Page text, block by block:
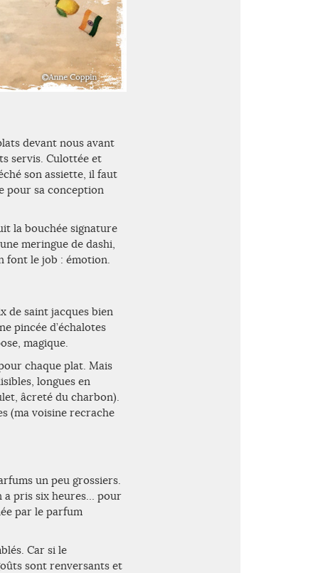
devant nous avant
servis. Culottée et
son assiette, il faut
pour sa conception
la bouchée signature
meringue de dashi,
font le job : émotion.
de saint jacques bien
pincée d’échalotes
magique.
chaque plat. Mais
longues en
âcreté du charbon).
(ma voisine recrache
un peu grossiers.
a pris six heures… pour
par le parfum
Car si le
sont renversants et